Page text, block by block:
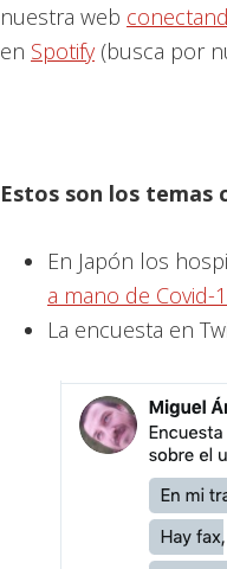
nuestra web
en Spotify (busca por
Estos son los temas
En Japón los
a mano de Covid-
La encuesta en